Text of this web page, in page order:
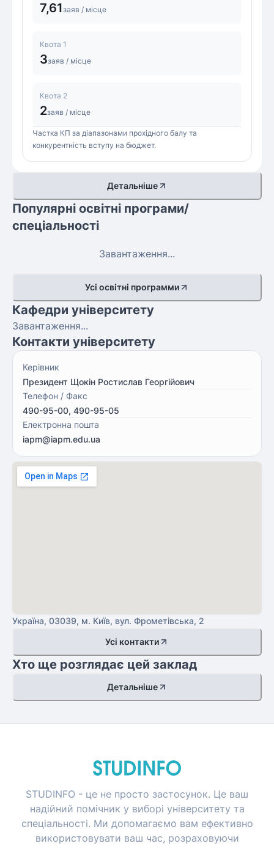
7,61заяв / місце
Квота 1
3заяв / місце
Квота 2
2заяв / місце
Частка КП за діапазонами прохідного балу та
конкурентність вступу на бюджет.
Детальніше
Популярні освітні програми/
спеціальності
Завантаження...
Усі освітні программи
Кафедри університету
Завантаження...
Контакти університету
Керівник
Президент Щокін Ростислав Георгійович
Телефон / Факс
490-95-00, 490-95-05
Електронна пошта
iapm@iapm.edu.ua
Україна, 03039, м. Київ, вул. Фрометівська, 2
Усі контакти
Хто ще розглядає цей заклад
Детальніше
STUDINFO - це не просто застосунок. Це ваш
надійний помічник у виборі університету та
спеціальності. Ми допомагаємо вам ефективно
використовувати ваш час, розраховуючи